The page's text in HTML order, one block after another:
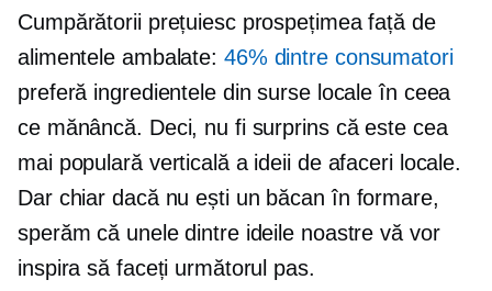
Cumpărătorii prețuiesc prospețimea față de
alimentele ambalate: 46% dintre consumatori
preferă ingredientele din surse locale în ceea
ce mănâncă. Deci, nu fi surprins că este cea
mai populară verticală a ideii de afaceri locale.
Dar chiar dacă nu ești un băcan în formare,
sperăm că unele dintre ideile noastre vă vor
inspira să faceți următorul pas.